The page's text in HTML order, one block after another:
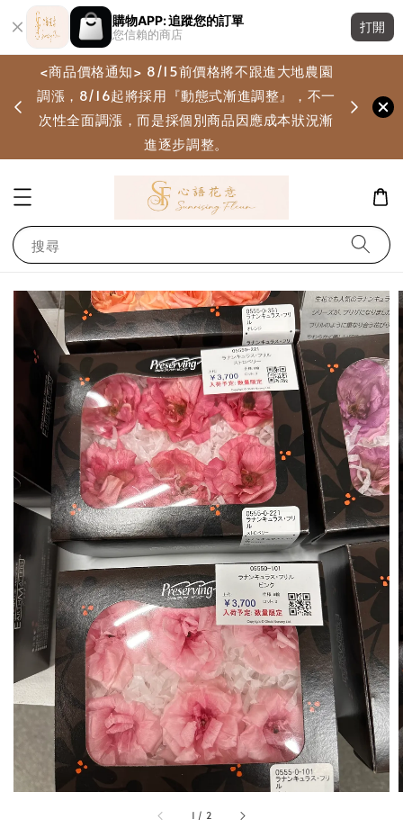
購物APP: 追蹤您的訂單
您信賴的商店
打開
<商品價格通知> 8/15前價格將不跟進大地農園
調漲，8/16起將採用『動態式漸進調整』，不一
次性全面調漲，而是採個別商品因應成本狀況漸
進逐步調整。
搜尋
1 / 2